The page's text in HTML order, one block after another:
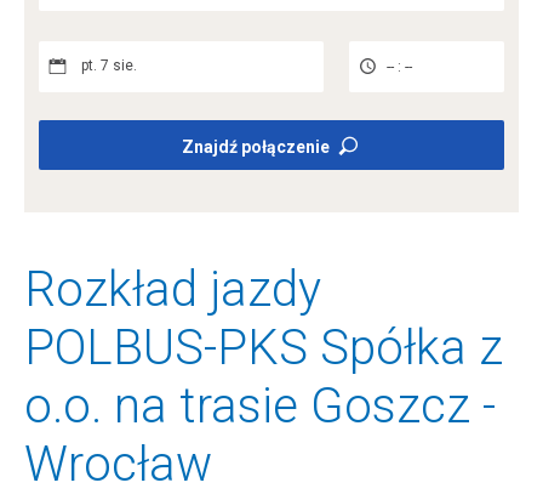
pt. 7 sie. -- : --
Znajdź połączenie
Rozkład jazdy
POLBUS-PKS Spółka z
o.o. na trasie Goszcz -
Wrocław